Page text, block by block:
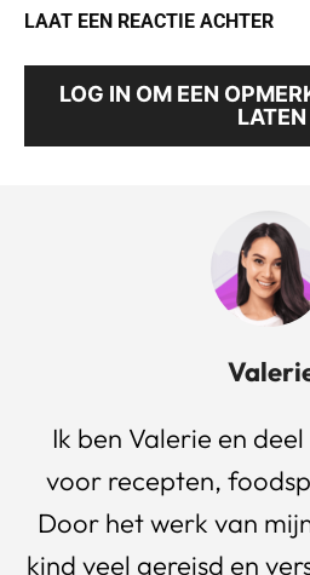
LAAT EEN REACTIE ACHTER
LOG IN OM EEN
LATEN
Ik ben Valerie en
voor recepten,
Door het werk van
kind veel gereisd en